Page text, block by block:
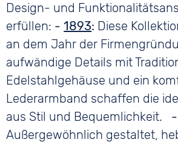
Design- und
erfüllen: -1893: Diese
an dem Jahr der
aufwändige Details mit
Edelstahlgehäuse und ein
Lederarmband schaffen die
aus Stil und Bequemlichkeit.
-
Außergewöhnlich gestaltet,